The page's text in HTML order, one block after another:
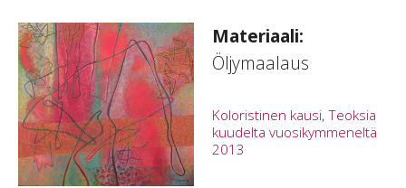
Materiaali:
Öljymaalaus
Koloristinen kausi,Teoksia
kuudelta vuosikymmeneltä
2013